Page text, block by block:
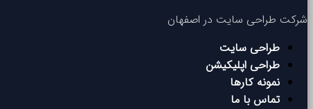
شرکت طراحی سایت در اصفهان
طراحی سایت
طراحی اپلیکیشن
نمونه کارها
تماس با ما